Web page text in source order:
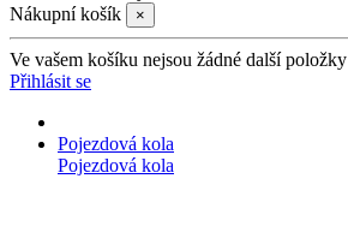
Nákupní košík
×
Ve vašem košíku nejsou žádné další položky
Přihlásit se
Pojezdová kola
Pojezdová kola